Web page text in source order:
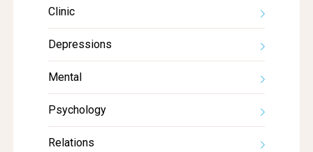
Clinic
Depressions
Mental
Psychology
Relations